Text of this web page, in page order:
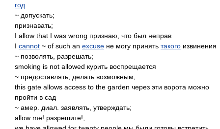
год
~ допускать;
признавать;
I allow that I was wrong признаю, что был неправ
I cannot ~ of such an excuse не могу принять такого извинения
~ позволять, разрешать;
smoking is not allowed курить воспрещается
~ предоставлять, делать возможным;
this gate allows access to the garden через эти ворота можно
пройти в сад
~ амер. диал. заявлять, утверждать;
allow me! разрешите!;